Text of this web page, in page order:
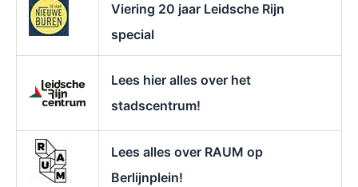
Viering 20 jaar Leidsche Rijn
special
Lees hier alles over het
stadscentrum!
Lees alles over RAUM op
Berlijnplein!